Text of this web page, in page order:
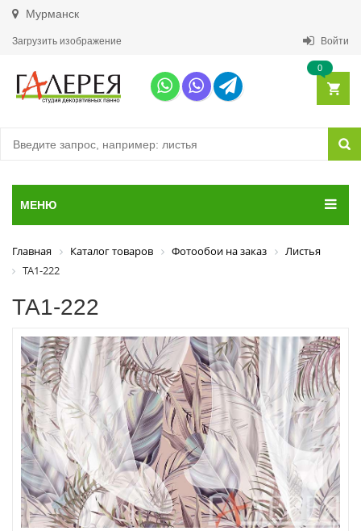
Мурманск
Загрузить изображение Войти
0
МЕНЮ
Главная Каталог товаров Фотообои на заказ
Листья
ТА1-222
ТА1-222